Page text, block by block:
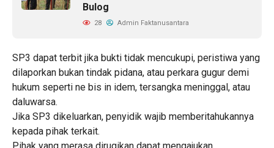
Bulog
28 Admin Faktanusantara
SP3 dapat terbit jika bukti tidak mencukupi, peristiwa yang
dilaporkan bukan tindak pidana, atau perkara gugur demi
hukum seperti ne bis in idem, tersangka meninggal, atau
daluwarsa.
Jika SP3 dikeluarkan, penyidik wajib memberitahukannya
kepada pihak terkait.
Pihak yang merasa dirugikan dapat mengajukan